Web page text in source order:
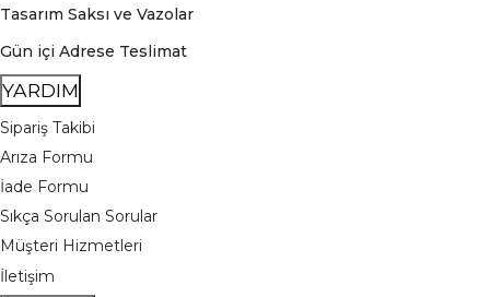
Tasarım Saksı ve Vazolar
Gün içi Adrese Teslimat
YARDIM
Sipariş Takibi
Arıza Formu
İade Formu
Sıkça Sorulan Sorular
Müşteri Hizmetleri
İletişim